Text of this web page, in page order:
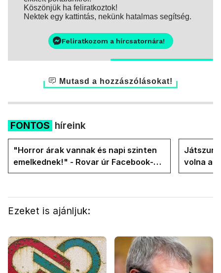
Köszönjük ha feliratkoztok!
Nektek egy kattintás, nekünk hatalmas segítség.
Feliratkozom a hírcsatornára!
Mutasd a hozzászólásokat!
FONTOS híreink
"Horror árak vannak és napi szinten
emelkednek!" - Rovar úr Facebook-
oldalán lázadnak a Tiszások
volna az
Ezeket is ajánljuk: